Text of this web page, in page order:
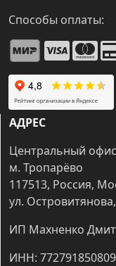
Способы оплаты:
АДРЕС
Центральный
м. Тропарёво
117513, Россия,
ул.
ИП Махненко
ИНН: 772791850809